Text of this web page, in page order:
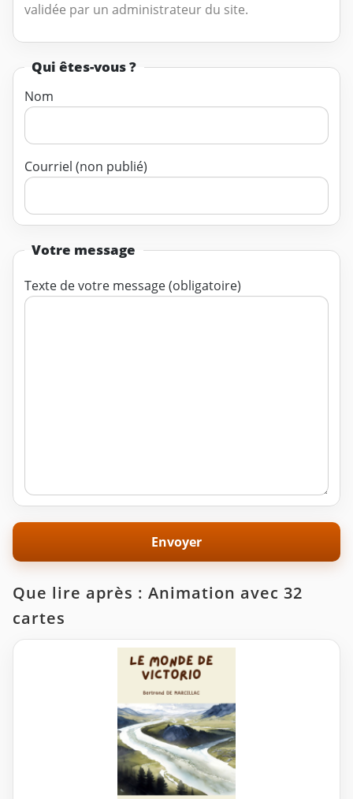
validée par un administrateur du site.
Qui êtes-vous ?
Nom
Courriel (non publié)
Votre message
Texte de votre message (obligatoire)
Que lire après : Animation avec 32
cartes